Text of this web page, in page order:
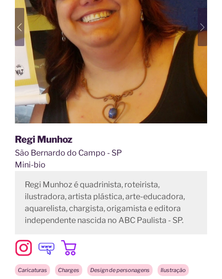
Previous Next
Regi Munhoz
São Bernardo do Campo - SP
Mini-bio
Regi Munhoz é quadrinista, roteirista,
ilustradora, artista plástica, arte-educadora,
aquarelista, chargista, origamista e editora
independente nascida no ABC Paulista - SP.
Caricaturas Charges Design de personagens Ilustração